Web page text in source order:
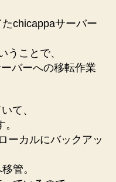
chicappaサーバー
うことで、
バーへの移転作業
て、
ーカルにバックアッ
管。